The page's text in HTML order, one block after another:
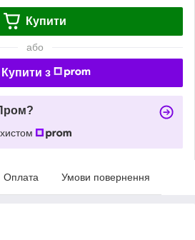
Купити
або
Купити з
Оплата Умови повернення